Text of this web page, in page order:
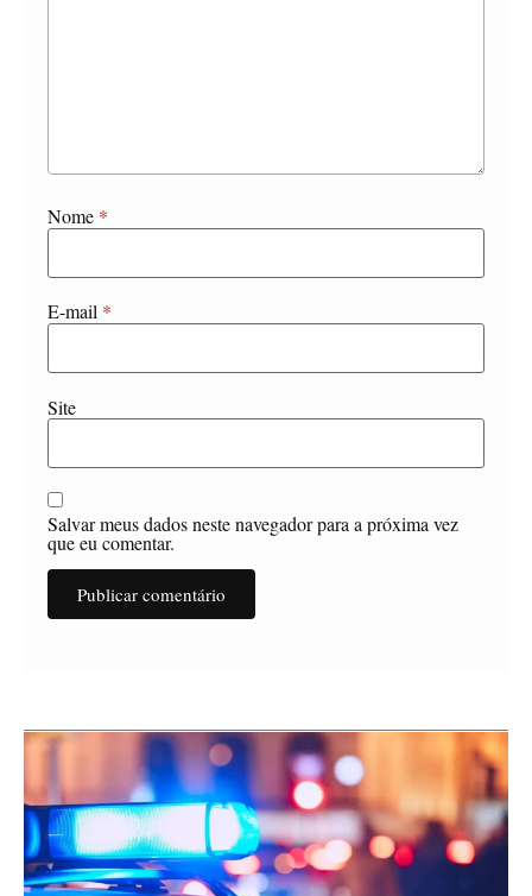
Nome *
E-mail *
Site
Salvar meus dados neste navegador para a próxima vez
que eu comentar.